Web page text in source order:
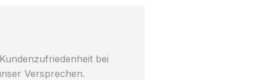
bei
Versprechen.